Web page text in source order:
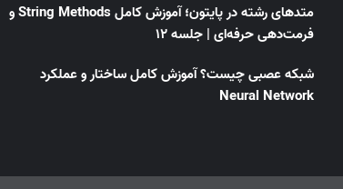
متدهای رشته در پایتون؛ آموزش کامل String Methods و
فرمت‌دهی حرفه‌ای | جلسه ۱۲
شبکه عصبی چیست؟ آموزش کامل ساختار و عملکرد
Neural Network